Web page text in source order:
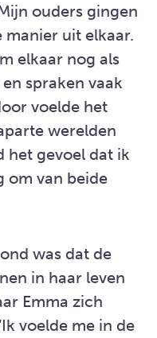
ouders gingen
manier uit elkaar.
elkaar nog als
spraken vaak
voelde het
werelden
het gevoel dat ik
om van beide
was dat de
in haar leven
Emma zich
voelde me in de